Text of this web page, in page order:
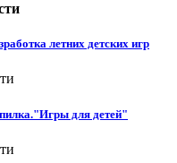
летних детских игр
для детей"